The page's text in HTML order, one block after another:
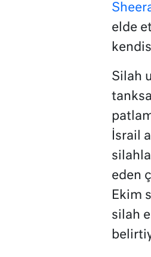
elde
Silah
İsrail
eden
Ekim
silah